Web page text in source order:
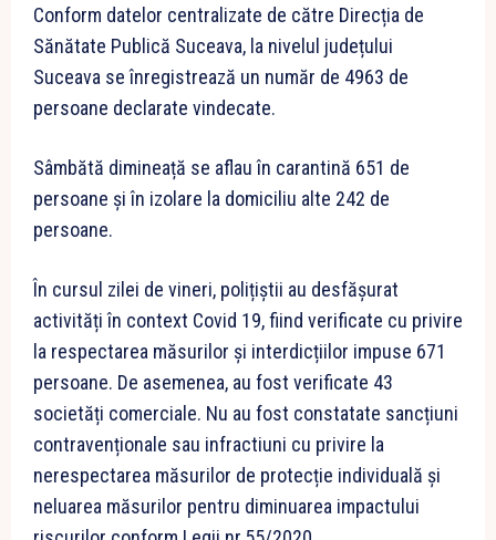
Conform datelor centralizate de către Direcția de
Sănătate Publică Suceava, la nivelul județului
Suceava se înregistrează un număr de 4963 de
persoane declarate vindecate.
Sâmbătă dimineață se aflau în carantină 651 de
persoane și în izolare la domiciliu alte 242 de
persoane.
În cursul zilei de vineri, polițiștii au desfășurat
activități în context Covid 19, fiind verificate cu privire
la respectarea măsurilor și interdicțiilor impuse 671
persoane. De asemenea, au fost verificate 43
societăți comerciale. Nu au fost constatate sancțiuni
contravenționale sau infractiuni cu privire la
nerespectarea măsurilor de protecție individuală și
neluarea măsurilor pentru diminuarea impactului